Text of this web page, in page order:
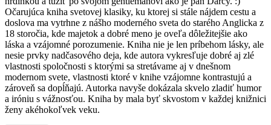
Očarujúca kniha svetovej klasiky, ku ktorej si stále nájdem cestu a
doslova ma vytrhne z nášho moderného sveta do starého Anglicka z
18 storočia, kde majetok a dobré meno je oveľa dôležitejšie ako
láska a vzájomné porozumenie. Kniha nie je len príbehom lásky, ale
nesie prvky nadčasového deja, kde autora vykresľuje dobré aj zlé
vlastnosti spoločnosti s ktorými sa stretávame aj v dnešnom
modernom svete, vlastnosti ktoré v knihe vzájomne kontrastujú a
zároveň sa dopĺňajú. Autorka navyše dokázala skvelo zladiť humor
a iróniu s vážnosťou. Kniha by mala byť skvostom v každej knižnici
ženy akéhokoľvek veku.